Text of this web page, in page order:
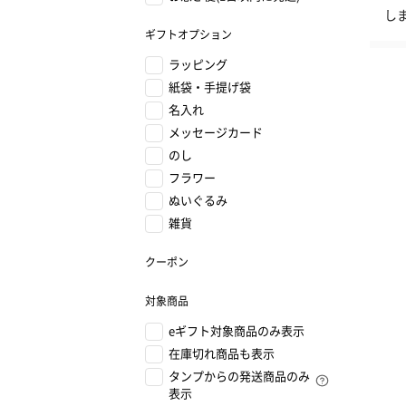
ギフトオプション
ラッピング
紙袋・手提げ袋
名入れ
メッセージカード
のし
フラワー
ぬいぐるみ
雑貨
クーポン
対象商品
eギフト対象商品のみ表示
在庫切れ商品も表示
タンプからの発送商品のみ
表示
し